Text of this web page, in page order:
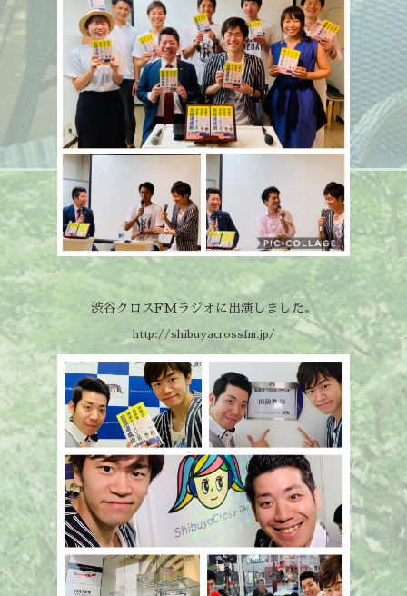
渋谷クロスFMラジオに出演しました。
http://shibuyacrossfm.jp/